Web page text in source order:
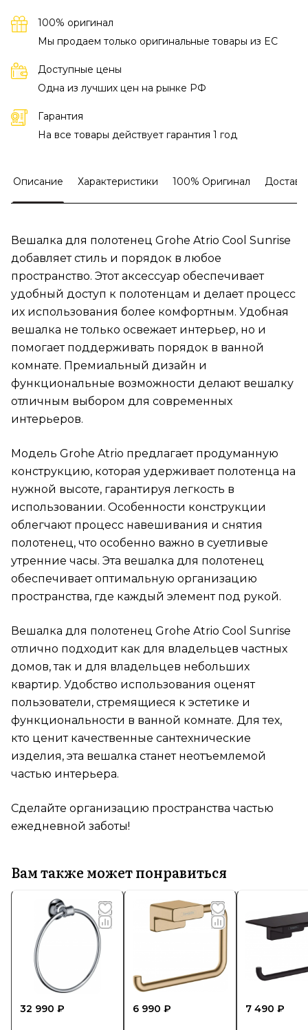
100% оригинал
Мы продаем только оригинальные товары из EC
Доступные цены
Одна из лучших цен на рынке РФ
Гарантия
На все товары действует гарантия 1 год
Описание Характеристики 100% Оригинал
Вешалка для полотенец Grohe Atrio Cool Sunrise
добавляет стиль и порядок в любое
пространство. Этот аксессуар обеспечивает
удобный доступ к полотенцам и делает процесс
их использования более комфортным. Удобная
вешалка не только освежает интерьер, но и
помогает поддерживать порядок в ванной
комнате. Премиальный дизайн и
функциональные возможности делают вешалку
отличным выбором для современных
интерьеров.
Модель Grohe Atrio предлагает продуманную
конструкцию, которая удерживает полотенца на
нужной высоте, гарантируя легкость в
использовании. Особенности конструкции
облегчают процесс навешивания и снятия
полотенец, что особенно важно в суетливые
утренние часы. Эта вешалка для полотенец
обеспечивает оптимальную организацию
пространства, где каждый элемент под рукой.
Вешалка для полотенец Grohe Atrio Cool Sunrise
отлично подходит как для владельцев частных
домов, так и для владельцев небольших
квартир. Удобство использования оценят
пользователи, стремящиеся к эстетике и
функциональности в ванной комнате. Для тех,
кто ценит качественные сантехнические
изделия, эта вешалка станет неотъемлемой
частью интерьера.
Сделайте организацию пространства частью
ежедневной заботы!
Вам также может понравиться
32 990 ₽ 6 990 ₽ 7 490 ₽